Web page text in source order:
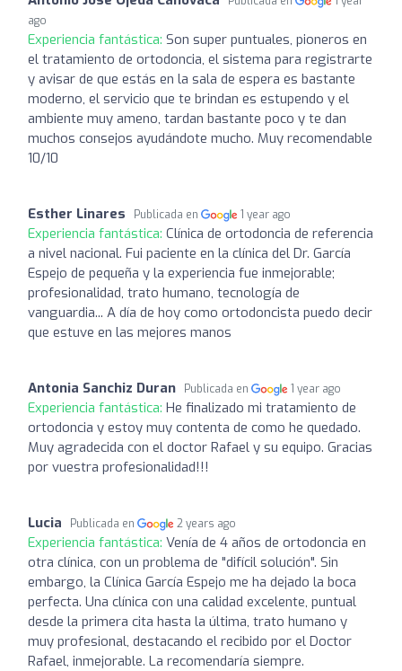
ago
Experiencia fantástica: Son super puntuales, pioneros en
el tratamiento de ortodoncia, el sistema para registrarte
y avisar de que estás en la sala de espera es bastante
moderno, el servicio que te brindan es estupendo y el
ambiente muy ameno, tardan bastante poco y te dan
muchos consejos ayudándote mucho. Muy recomendable
10/10
Esther Linares Publicada en 1 year ago
Experiencia fantástica: Clínica de ortodoncia de referencia
a nivel nacional. Fui paciente en la clínica del Dr. García
Espejo de pequeña y la experiencia fue inmejorable;
profesionalidad, trato humano, tecnología de
vanguardia... A día de hoy como ortodoncista puedo decir
que estuve en las mejores manos
Antonia Sanchiz Duran Publicada en 1 year ago
Experiencia fantástica: He finalizado mi tratamiento de
ortodoncia y estoy muy contenta de como he quedado.
Muy agradecida con el doctor Rafael y su equipo. Gracias
por vuestra profesionalidad!!!
Lucia Publicada en 2 years ago
Experiencia fantástica: Venía de 4 años de ortodoncia en
otra clínica, con un problema de "difícil solución". Sin
embargo, la Clínica García Espejo me ha dejado la boca
perfecta. Una clínica con una calidad excelente, puntual
desde la primera cita hasta la última, trato humano y
muy profesional, destacando el recibido por el Doctor
Rafael, inmejorable. La recomendaría siempre.